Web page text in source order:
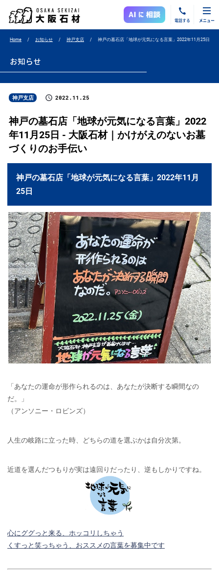
電話する メニュー
Home お知らせ 神戸支店 神戸の墓石店「地球が元気になる言葉」2022年11月25日
お知らせ
神戸支店 2022.11.25
神戸の墓石店「地球が元気になる言葉」2022
年11月25日 - 大阪石材｜かけがえのないお墓
づくりのお手伝い
神戸の墓石店「地球が元気になる言葉」2022年11月
25日
「あなたの運命が形作られるのは、あなたが決断する瞬間なの
だ。」
（アンソニー・ロビンズ）
人生の岐路に立った時、どちらの道を選ぶかは自分次第。
近道を選んだつもりが実は遠回りだったり、逆もしかりですね。
心にググっと来る、ホッコリしちゃう
くすっと笑っちゃう、おススメの言葉を募集中です